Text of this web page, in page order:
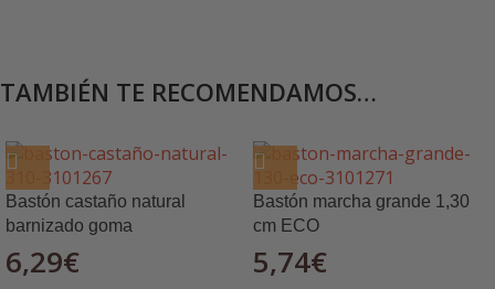
TAMBIÉN TE RECOMENDAMOS…
Bastón castaño natural
barnizado goma
6,29€
Bastón marcha grande 1,30
cm ECO
5,74€